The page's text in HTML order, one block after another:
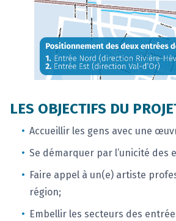
LES OBJECTIFS DU
Accueillir les gens avec une
Se démarquer par l’unicité des
Faire appel à un(e) artiste
région;
Embellir les secteurs des